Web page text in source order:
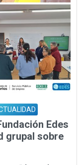
Edes
grupal sobre